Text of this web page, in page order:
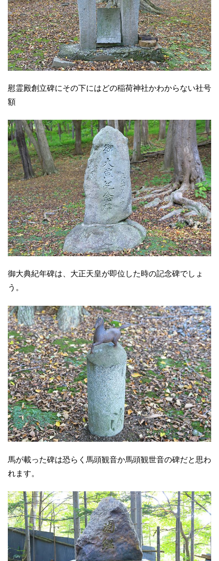
慰霊殿創立碑にその下にはどの稲荷神社かわからない社号
額
御大典紀年碑は、大正天皇が即位した時の記念碑でしょ
う。
馬が載った碑は恐らく馬頭観音か馬頭観世音の碑だと思わ
れます。